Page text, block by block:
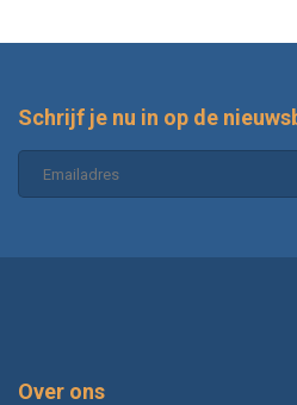
Schrijf je nu in op de
Over ons